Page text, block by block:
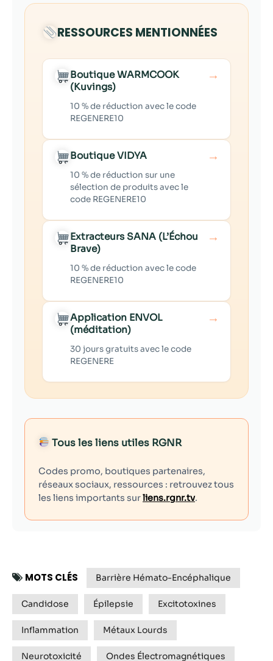
RESSOURCES MENTIONNÉES
Boutique WARMCOOK
(Kuvings)
10 % de réduction avec le code
REGENERE10
→
Boutique VIDYA
10 % de réduction sur une
sélection de produits avec le
code REGENERE10
→
Extracteurs SANA (L’Échou
Brave)
10 % de réduction avec le code
REGENERE10
→
Application ENVOL
(méditation)
30 jours gratuits avec le code
REGENERE
→
Tous les liens utiles RGNR
Codes promo, boutiques partenaires,
réseaux sociaux, ressources : retrouvez tous
les liens importants surliens.rgnr.tv.
MOTS CLÉS Barrière Hémato-Encéphalique
Candidose Épilepsie Excitotoxines
Inflammation Métaux Lourds
Neurotoxicité Ondes Électromagnétiques